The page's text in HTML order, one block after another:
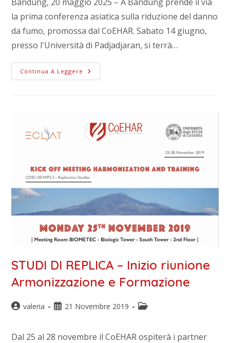
la prima conferenza asiatica sulla riduzione del danno
da fumo, promossa dal CoEHAR. Sabato 14 giugno,
presso l'Università di Padjadjaran, si terrà…
Continua A Leggere
STUDI DI REPLICA – Inizio riunione
Armonizzazione e Formazione
valeria 21 Novembre 2019
Dal 25 al 28 novembre il CoEHAR ospiterà i partner